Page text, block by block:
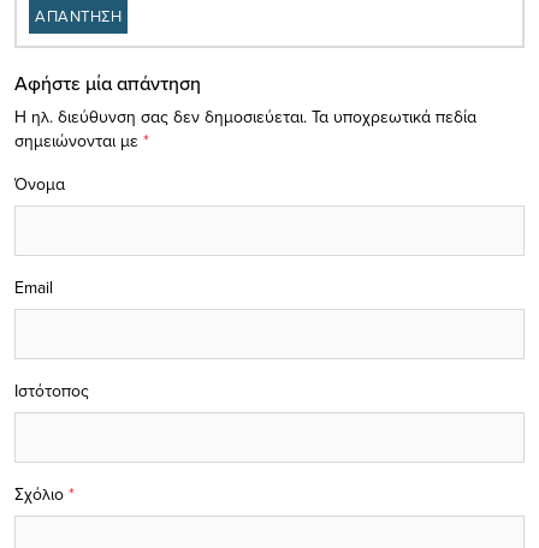
ΑΠΑΝΤΗΣΗ
Αφήστε μία απάντηση
Η ηλ. διεύθυνση σας δεν δημοσιεύεται. Τα υποχρεωτικά πεδία
σημειώνονται με *
Σχόλιο *
Όνομα
Email
Ιστότοπος